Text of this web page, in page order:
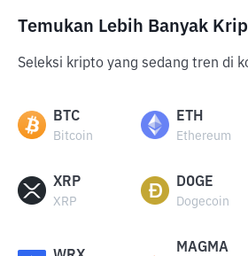
Temukan Lebih Banyak
Seleksi kripto yang sedang tren di
BTC
Bitcoin
ETH
Ethereum
XRP
XRP
DOGE
Dogecoin
MAGMA